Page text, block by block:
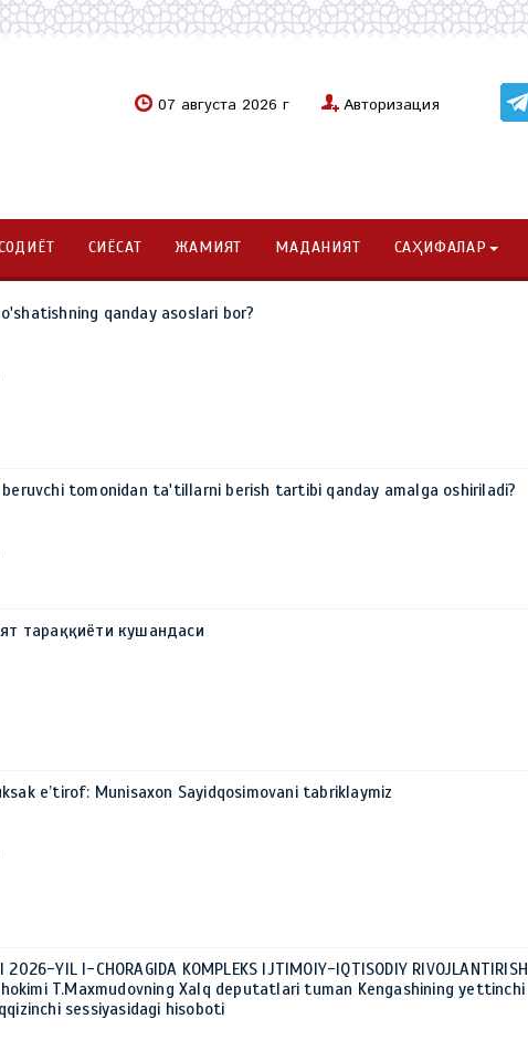
07 августа 2026 г Авторизация
СИЁСАТ ЖАМИЯТ МАДАНИЯТ САҲИФАЛАР
qanday asoslari bor?
tomonidan ta'tillarni berish tartibi qanday amalga oshiriladi?
тараққиёти кушандаси
e’tirof: Munisaxon Sayidqosimovani tabriklaymiz
2026-YIL I-CHORAGIDA KOMPLEKS IJTIMOIY-IQTISODIY RIVOJLANTIRISH
hokimi T.Maxmudovning Xalq deputatlari tuman Kengashining yettinchi
sessiyasidagi hisoboti